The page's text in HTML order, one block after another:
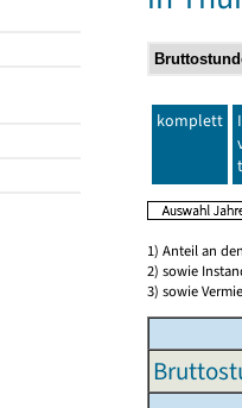
komplett
1) Anteil an
2) sowie
3) sowie